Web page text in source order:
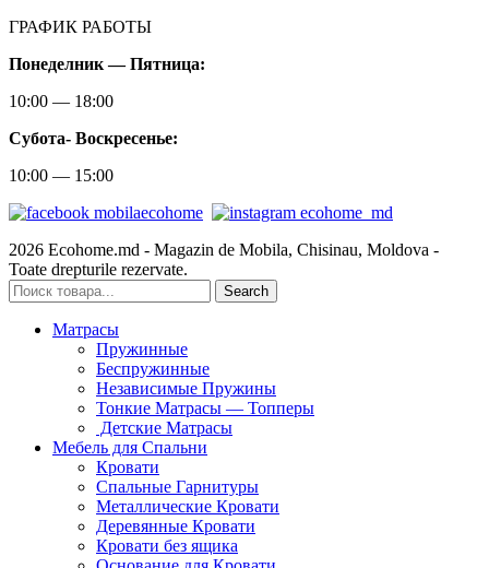
ГРАФИК РАБОТЫ
Понеделник — Пятница:
10:00 — 18:00
Субота- Воскресенье:
10:00 — 15:00
2026 Ecohome.md - Magazin de Mobila, Chisinau, Moldova -
Toate drepturile rezervate.
Search
Матрасы
Пружинные
Беспружинные
Независимые Пружины
Тонкие Матрасы — Топперы
Детские Матрасы
Мебель для Спальни
Кровати
Спальные Гарнитуры
Металлические Кровати
Деревянные Кровати
Кровати без ящика